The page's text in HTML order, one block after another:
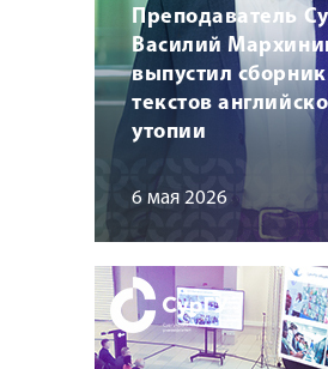
Преподаватель
Василий
выпустил
текстов
утопии
6 мая 2026